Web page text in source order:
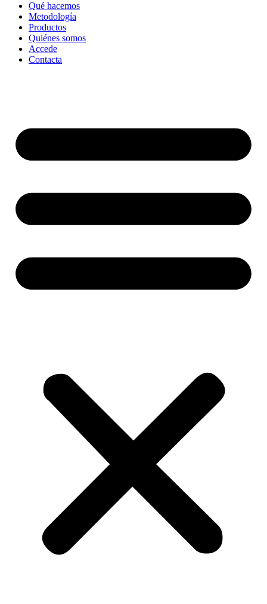
Qué hacemos
Metodología
Productos
Quiénes somos
Accede
Contacta